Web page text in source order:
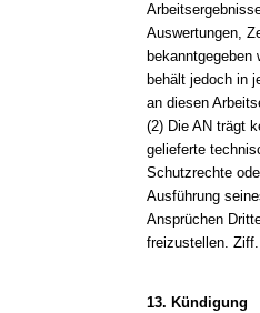
Auswertungen,
bekanntgegeben
behält jedoch in
an diesen
(2) Die AN trägt
gelieferte
Schutzrechte
Ausführung
Ansprüchen
freizustellen.
13. Kündigung